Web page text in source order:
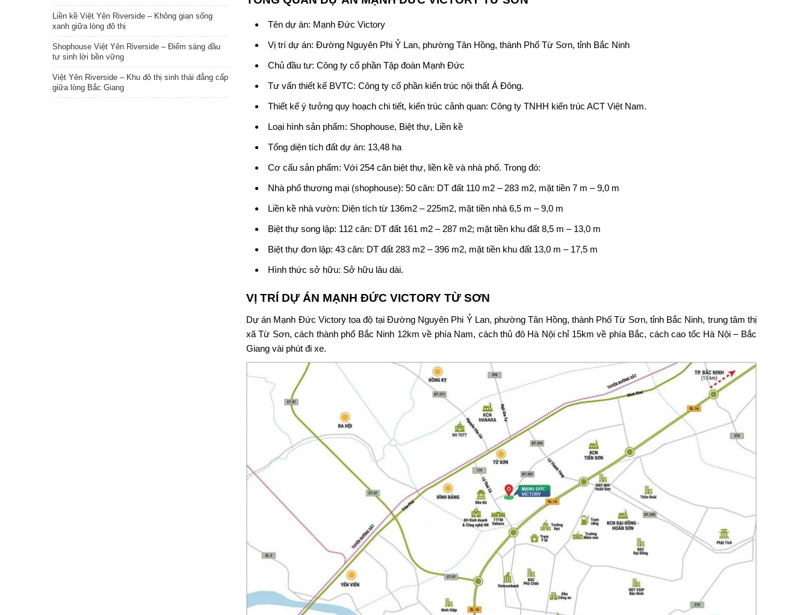
Tên dự án: Mạnh Đức Victory
Vị trí dự án: Đường Nguyên Phi Ỷ Lan, phường Tân Hồng, thành Phố Từ Sơn, tỉnh Bắc Ninh
Chủ đầu tư: Công ty cổ phần Tập đoàn Mạnh Đức
Tư vấn thiết kế BVTC: Công ty cổ phần kiến trúc nội thất Á Đông.
Thiết kế ý tưởng quy hoạch chi tiết, kiến trúc cảnh quan: Công ty TNHH kiến trúc ACT Việt Nam.
Loại hình sản phẩm: Shophouse, Biệt thự, Liền kề
Tổng diện tích đất dự án: 13,48 ha
Cơ cấu sản phẩm: Với 254 căn biệt thự, liền kề và nhà phố. Trong đó:
Nhà phố thương mại (shophouse): 50 căn: DT đất 110 m2 – 283 m2, mặt tiền 7 m – 9,0 m
Liền kề nhà vườn: Diện tích từ 136m2 – 225m2, mặt tiền nhà 6,5 m – 9,0 m
Biệt thự song lập: 112 căn: DT đất 161 m2 – 287 m2; mặt tiền khu đất 8,5 m – 13,0 m
Biệt thự đơn lập: 43 căn: DT đất 283 m2 – 396 m2, mặt tiền khu đất 13,0 m – 17,5 m
Hình thức sở hữu: Sở hữu lâu dài.
VỊ TRÍ DỰ ÁN MẠNH ĐỨC VICTORY TỪ SƠN
Dự án Mạnh Đức Victory tọa độ tại Đường Nguyên Phi Ỷ Lan, phường Tân Hồng, thành Phố Từ Sơn, tỉnh Bắc Ninh, trung tâm thị
xã Từ Sơn, cách thành phố Bắc Ninh 12km về phía Nam, cách thủ đô Hà Nội chỉ 15km về phía Bắc, cách cao tốc Hà Nội – Bắc
Giang vài phút đi xe.
Liền kề Việt Yên Riverside – Không gian sống
xanh giữa lòng đô thị
Shophouse Việt Yên Riverside – Điểm sáng đầu
tư sinh lời bền vững
Việt Yên Riverside – Khu đô thị sinh thái đẳng cấp
giữa lòng Bắc Giang